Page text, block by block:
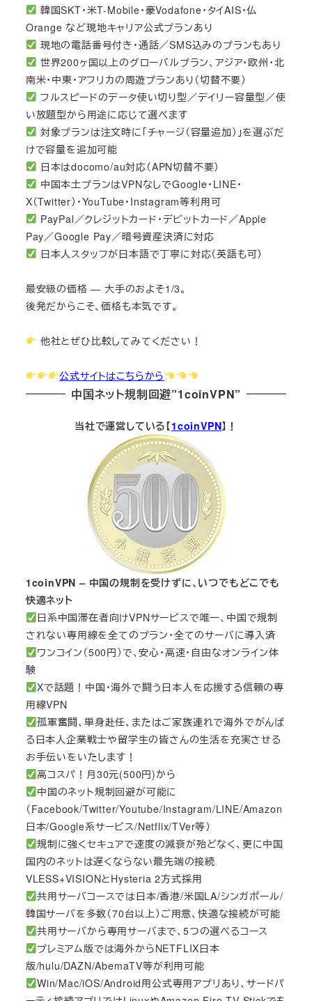
韓国SKT・米T-Mobile・豪Vodafone・タイAIS・仏
Orange など現地キャリア公式プランあり
現地の電話番号付き・通話／SMS込みのプランもあり
世界200ヶ国以上のグローバルプラン、アジア・欧州・北
南米・中東・アフリカの周遊プランあり（切替不要）
フルスピードのデータ使い切り型／デイリー容量型／使
い放題型から用途に応じて選べます
対象プランは注文時に「チャージ（容量追加）」を選ぶだ
けで容量を追加可能
日本はdocomo/au対応（APN切替不要）
中国本土プランはVPNなしでGoogle・LINE・
X（Twitter）・YouTube・Instagram等利用可
PayPal／クレジットカード・デビットカード／Apple
Pay／Google Pay／暗号資産決済に対応
日本人スタッフが日本語で丁寧に対応（英語も可）
最安級の価格 — 大手のおよそ1/3。
後発だからこそ、価格も本気です。
他社とぜひ比較してみてください！
公式サイトはこちらから
中国ネット規制回避”1coinVPN”
当社で運営している【1coinVPN】！
1coinVPN – 中国の規制を受けずに、いつでもどこでも
快適ネット
日系中国滞在者向けVPNサービスで唯一、中国で規制
されない専用線を全てのプラン・全てのサーバに導入済
ワンコイン（500円）で、安心・高速・自由なオンライン体
験
Xで話題！中国・海外で闘う日本人を応援する信頼の専
用線VPN
孤軍奮闘、単身赴任、またはご家族連れで海外でがんば
る日本人企業戦士や留学生の皆さんの生活を充実させる
お手伝いをいたします！
高コスパ！月30元(500円)から
中国のネット規制回避が可能に
（Facebook/Twitter/Youtube/Instagram/LINE/Amazon
日本/Google系サービス/Netflix/TVer等）
規制に強くセキュアで速度の減衰が殆どなく、更に中国
国内のネットは遅くならない最先端の接続
VLESS+VISIONとHysteria 2方式採用
共用サーバコースでは日本/香港/米国LA/シンガポール/
韓国サーバを多数（70台以上）ご用意、快適な接続が可能
共用サーバから専用サーバまで、5つの選べるコース
プレミアム版では海外からNETFLIX日本
版/hulu/DAZN/AbemaTV等が利用可能
Win/Mac/iOS/Android用公式専用アプリあり、サードパ